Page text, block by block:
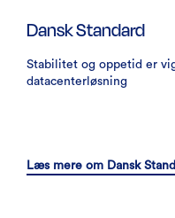
Dansk Standard
Stabilitet og oppetid er
datacenterløsning
Læs mere om Dansk